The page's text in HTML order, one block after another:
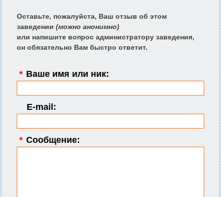
Оставьте, пожалуйста, Ваш отзыв об этом
заведении (можно анонимно)
или напишите вопрос администратору заведения,
он обязательно Вам быстро ответит.
* Ваше имя или ник:
E-mail:
* Сообщение: